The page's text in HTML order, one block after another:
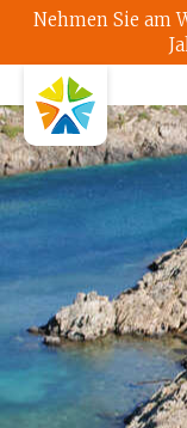
Nehmen Sie am